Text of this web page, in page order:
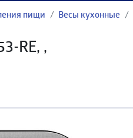
пищи Весы кухонные
RE, ,